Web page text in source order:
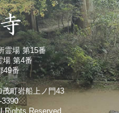
霊場 第15番
場 第4番
49番
町岩船上ノ門43
3390
Rights Reserved.